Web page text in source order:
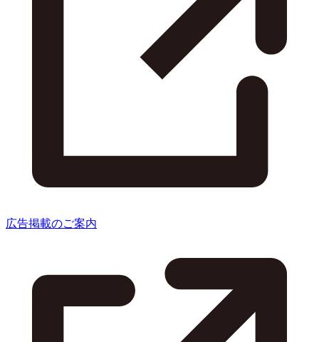
広告掲載のご案内